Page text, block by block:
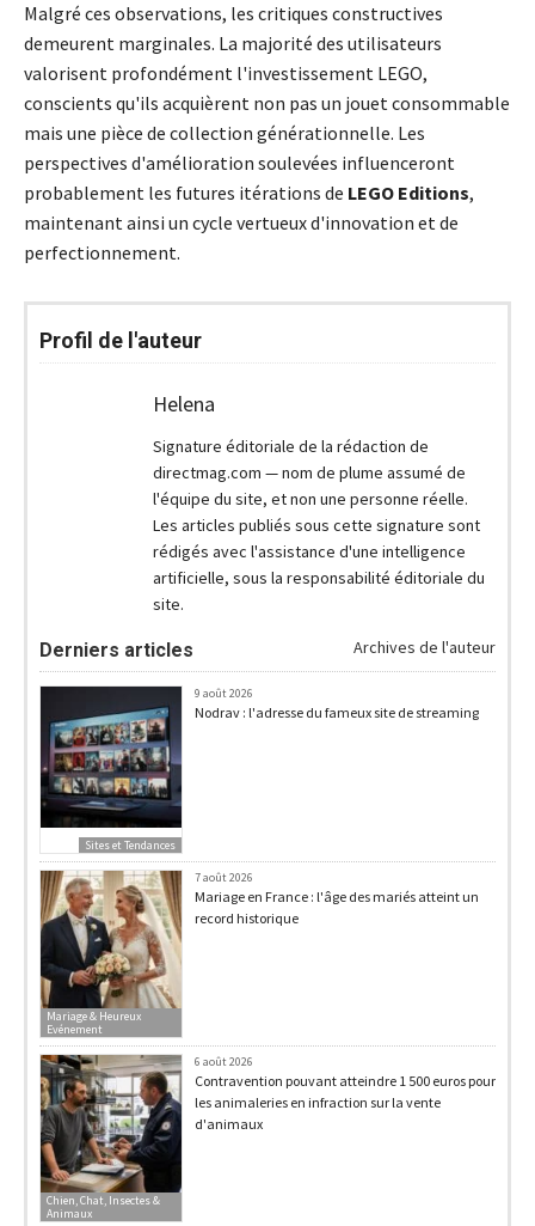
Malgré ces observations, les critiques constructives
demeurent marginales. La majorité des utilisateurs
valorisent profondément l'investissement LEGO,
conscients qu'ils acquièrent non pas un jouet consommable
mais une pièce de collection générationnelle. Les
perspectives d'amélioration soulevées influenceront
probablement les futures itérations de LEGO Editions,
maintenant ainsi un cycle vertueux d'innovation et de
perfectionnement.
Profil de l'auteur
Helena
Signature éditoriale de la rédaction de
directmag.com — nom de plume assumé de
l'équipe du site, et non une personne réelle.
Les articles publiés sous cette signature sont
rédigés avec l'assistance d'une intelligence
artificielle, sous la responsabilité éditoriale du
site.
Derniers articles Archives de l'auteur
Sites et Tendances
9 août 2026
Nodrav : l'adresse du fameux site de streaming
Mariage & Heureux
Evénement
7 août 2026
Mariage en France : l'âge des mariés atteint un
record historique
Chien, Chat, Insectes &
Animaux
6 août 2026
Contravention pouvant atteindre 1 500 euros pour
les animaleries en infraction sur la vente
d'animaux